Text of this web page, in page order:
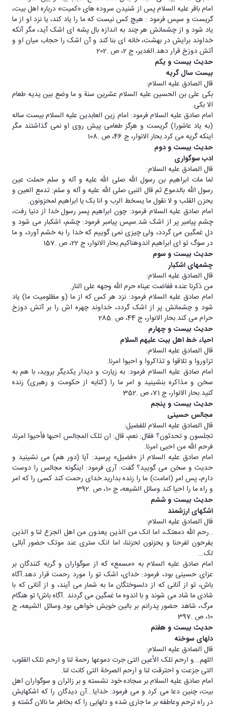
امام باقر علیه السلام پس از شنیدن سروده های «کمیت» درباره اهل بیت،
گریست و سپس فرمود : هیچ کس نیست که ما را یاد کند، یا نزد او از ما
یاد شود و از چشمانش هر چند به اندازه بال پشه ای اشک آید، مگر آنکه
خداوند برایش در بهشت، خانه ای بنا کند و آن اشک را حجاب میان او و
آتش دوزخ قرار دهد.الغدیر، ج 2، ص .202
حدیث بیست و یکم
بیست سال گریه
قال الصادق علیه السلام:
بکی علی بن الحسین علیه السلام عشرین سنة و ما وضع بین یدیه طعام
الا بکی.
امام صادق علیه السلام فرمود: امام زین العابدین علیه السلام بیست ساله
(به یاد عاشورا) گریست و هرگز طعامی پیش روی او نمی گذاشتند مگر
اینکه گریه می کرد.بحار الانوار، ج 46، ص .108
حدیث بیست و دوم
ادب سوگواری
قال الصادق علیه السلام:
لما مات ابراهیم بن رسول الله صلی الله علیه و آله و سلم حملت عین
رسول الله بالدموع ثم قال النبی صلی الله علیه و آله و سلم: تدمع العین و
یحزن القلب و لا نقول ما یسخط الرب و انا بک یا ابراهیم لمحزونون.
امام صادق علیه السلام فرمود: چون ابراهیم پسر رسول خدا از دنیا رفت،
چشم پیامبر پر از اشک شد.سپس پیامبر فرمود: چشم، اشکبار می شود و
دل غمگین می گردد، ولی چیزی نمی گوییم که خدا را به خشم آورد، و ما
در سوگ تو ای ابراهیم اندوهناکیم.بحار الانوار، ج 22، ص .157
حدیث بیست و سوم
چشمهای اشکبار
قال الصادق علیه السلام:
من ذکرنا عنده ففاضت عیناه حرم الله وجهه علی النار.
امام صادق علیه السلام فرمود: نزد هر کس که از ما (و مظلومیت ما) یاد
شود و چشمانش پر از اشک گردد، خداوند چهره اش را بر آتش دوزخ
حرام می کند.بحار الانوار، ج 44، ص .285
حدیث بیست و چهارم
احیاء خط اهل بیت علیهم السلام
قال الصادق علیه السلام:
تزاوروا و تلاقوا و تذاکروا و احیوا امرنا.
امام صادق علیه السلام فرمود: به زیارت و دیدار یکدیگر بروید، با هم به
سخن و مذاکره بنشینید و امر ما را (کنایه از حکومت و رهبری) زنده
کنید.بحار الانوار، ج 71، ص .352
حدیث بیست و پنجم
مجالس حسینی
قال الصادق علیه السلام للفضیل:
تجلسون و تحدثون؟ فقال: نعم، قال: ان تلک المجالس احبها فأحیوا امرنا،
فرحم الله من احیی امرنا.
امام صادق علیه السلام از «فضیل» پرسید: آیا (دور هم) می نشینید و
حدیث و سخن می گویید؟ گفت: آری فرمود: اینگونه مجالس را دوست
دارم، پس امر (امامت) ما را زنده بدارید.خدای رحمت کند کسی را که امر
و راه ما را احیا کند.وسائل الشیعه، ج 10، ص .392
حدیث بیست و ششم
اشکهای ارزشمند
قال الصادق علیه السلام:
..رحم الله دمعتک، اما انک من الذین یعدون من اهل الجزع لنا و الذین
یفرحون لفرحنا و یحزنون لحزننا، اما انک ستری عند موتک حضور آبائی
لک...
امام صادق علیه السلام به «مسمع» که از سوگواران و گریه کنندگان بر
عزای حسینی بود، فرمود: خدای، اشک تو را مورد رحمت قرار دهد.آگاه
باش، تو از آنانی که از دلسوختگان ما به شمار می آیند، و از آنانی که با
شادی ما شاد می شوند و با اندوه ما غمگین می گردند .آگاه باش! تو هنگام
مرگ، شاهد حضور پدرانم بر بالین خویش خواهی بود.وسائل الشیعه، ج
10، ص .397
حدیث بیست و هفتم
دلهای سوخته
قال الصادق علیه السلام:
اللهم...و ارحم تلک الأعین التی جرت دموعها رحمة لنا و ارحم تلک القلوب
التی جزعت و احترقت لنا و ارحم الصرخة التی کانت لنا.
امام صادق علیه السلام بر سجاده خود نشسته و بر زائران و سوگواران اهل
بیت، چنین دعا می کرد و می فرمود: خدایا...آن دیدگان را که اشکهایش
در راه ترحم وعاطفه بر ما جاری شده و دلهایی را که بخاطر ما نالان گشته و